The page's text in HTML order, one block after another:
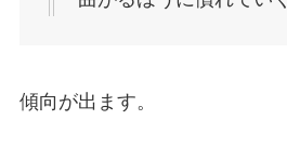
傾向が出ます。